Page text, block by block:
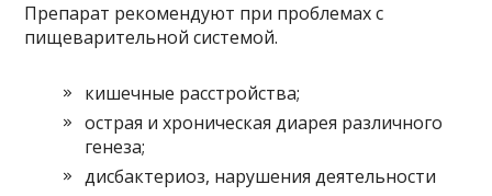
Препарат рекомендуют при проблемах с
пищеварительной системой.
кишечные расстройства;
острая и хроническая диарея различного
генеза;
дисбактериоз, нарушения деятельности